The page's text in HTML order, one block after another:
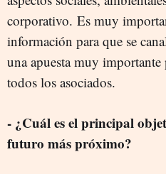
corporativo. Es muy
información para que se
una apuesta muy
todos los asociados.
- ¿Cuál es el principal
futuro más próximo?